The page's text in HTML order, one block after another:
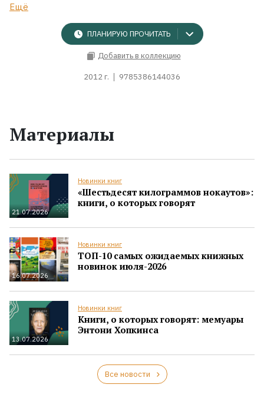
Ещё
ПЛАНИРУЮ ПРОЧИТАТЬ
Добавить в коллекцию
2012 г. 9785386144036
Материалы
21.07.2026
Новинки книг
«Шестьдесят килограммов нокаутов»:
книги, о которых говорят
16.07.2026
Новинки книг
ТОП-10 самых ожидаемых книжных
новинок июля-2026
13.07.2026
Новинки книг
Книги, о которых говорят: мемуары
Энтони Хопкинса
Все новости